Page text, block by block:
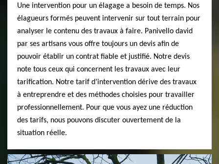
Une intervention pour un élagage a besoin de temps. Nos
élagueurs formés peuvent intervenir sur tout terrain pour
analyser le contenu des travaux à faire. Panivello david
par ses artisans vous offre toujours un devis afin de
pouvoir établir un contrat fiable et justifié. Notre devis
note tous ceux qui concernent les travaux avec leur
tarification. Notre tarif d’intervention dérive des travaux
à entreprendre et des méthodes choisies pour travailler
professionnellement. Pour que vous ayez une réduction
des tarifs, nous pouvons discuter ouvertement de la
situation réelle.